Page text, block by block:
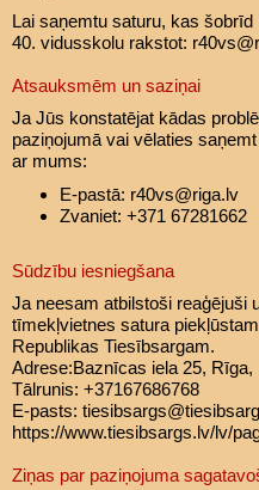
Lai saņemtu saturu, kas
40. vidusskolu rakstot:
Atsauksmēm un saziņai
Ja Jūs konstatējat kādas
paziņojumā vai vēlaties
ar mums:
E-pastā: r40vs@riga.lv
Zvaniet: +371 67281662
Sūdzību iesniegšana
Ja neesam atbilstoši reaģējuši
tīmekļvietnes satura
Republikas Tiesībsargam.
Adrese:Baznīcas iela 25, Rīga,
Tālrunis: +37167686768
E-pasts:
https://www.tiesibsargs.lv/lv/
Ziņas par paziņojuma